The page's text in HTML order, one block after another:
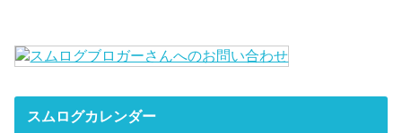
スムログカレンダー